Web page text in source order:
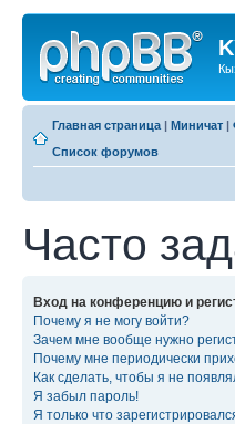
Главная страница | Миничат |
Список форумов
Часто
Вход на конференцию и
Почему я не могу войти?
Зачем мне вообще нужно
Почему мне периодически
Как сделать, чтобы я не
Я забыл пароль!
Я только что